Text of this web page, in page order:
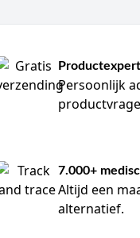
Persoonlijk
7.000+
Altijd een
alternatief.